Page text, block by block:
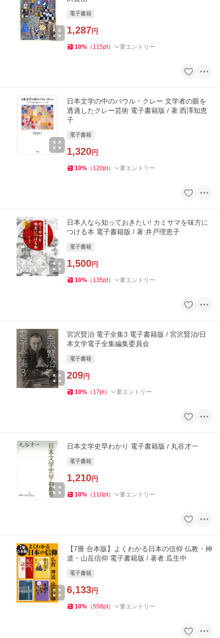
電子書籍
1,287円
10% （ 115pt） 要エントリー
日本文学の中のパウル・クレー 文学者の眼を
透過したクレー芸術 電子書籍版 / 著:西澤知恵
子
電子書籍
1,320円
10% （ 120pt） 要エントリー
日本人なら知っておきたい! カミサマを味方に
つける本 電子書籍版 / 著:井戸理恵子
電子書籍
1,500円
10% （ 135pt） 要エントリー
宮沢賢治 電子全集3 電子書籍版 / 宮沢賢治/日
本文学電子全集編集委員会
電子書籍
209円
10% （ 17pt） 要エントリー
日本文学史早わかり 電子書籍版 / 丸谷才一
電子書籍
1,210円
10% （ 110pt） 要エントリー
【7冊 合本版】よくわかる日本の信仰 仏教・神
道・山岳信仰 電子書籍版 / 著者:瓜生中
電子書籍
6,133円
10% （558pt） 要エントリー